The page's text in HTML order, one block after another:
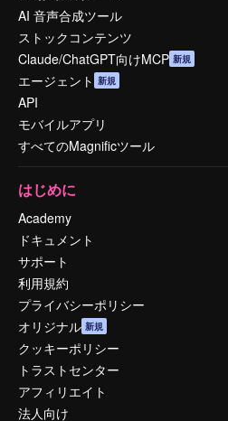
AI 音声合成ツール
ストックコンテンツ
Claude/ChatGPT向けMCP 新規
エージェント 新規
API
モバイルアプリ
すべてのMagnificツール
はじめに
Academy
ドキュメント
サポート
利用規約
プライバシーポリシー
オリジナル 新規
クッキーポリシー
トラストセンター
アフィリエイト
法人向け